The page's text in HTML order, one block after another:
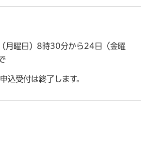
月曜日）8時30分から24日（金曜
込受付は終了します。